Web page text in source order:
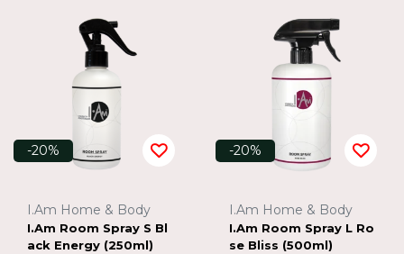
-20%
I.Am Home & Body
I.Am Room Spray S Bl
ack Energy (250ml)
-20%
I.Am Home & Body
I.Am Room Spray L Ro
se Bliss (500ml)